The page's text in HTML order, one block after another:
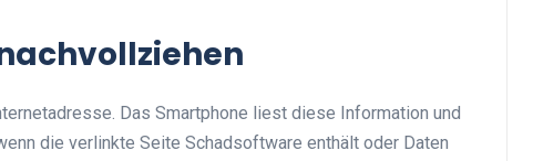
Das Smartphone liest diese Information und
die verlinkte Seite Schadsoftware enthält oder Daten